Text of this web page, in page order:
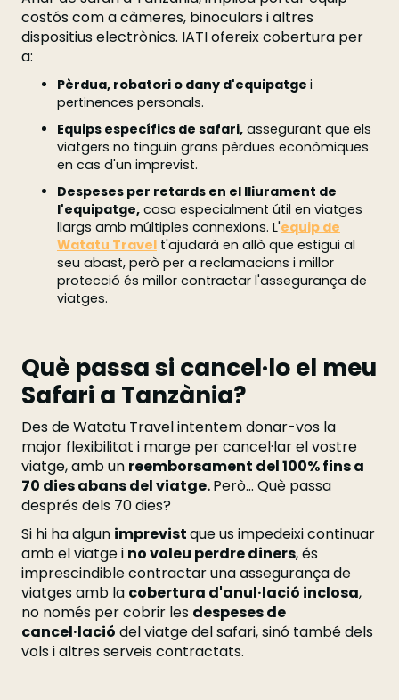
costós com a càmeres, binoculars i altres
dispositius electrònics. IATI ofereix cobertura per
a:
Pèrdua, robatori o dany d'equipatge i
pertinences personals.
Equips específics de safari, assegurant que els
viatgers no tinguin grans pèrdues econòmiques
en cas d'un imprevist.
Despeses per retards en el lliurament de
l'equipatge, cosa especialment útil en viatges
llargs amb múltiples connexions. L'equip de
Watatu Travel t'ajudarà en allò que estigui al
seu abast, però per a reclamacions i millor
protecció és millor contractar l'assegurança de
viatges.
Què passa si cancel·lo el meu
Safari a Tanzània?
Des de Watatu Travel intentem donar-vos la
major flexibilitat i marge per cancel·lar el vostre
viatge, amb un reemborsament del 100% fins a
70 dies abans del viatge.Però... Què passa
després dels 70 dies?
Si hi ha algun imprevistque us impedeixi continuar
amb el viatge i no voleu perdre diners, és
imprescindible contractar una assegurança de
viatges amb la cobertura d'anul·lació inclosa,
no només per cobrir les despeses de
cancel·lació del viatge del safari, sinó també dels
vols i altres serveis contractats.